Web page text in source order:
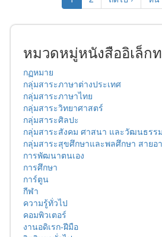
หมวดหมู่หนังสืออิเล็ก
กฏหมาย
กลุ่มสาระภาษาต่างประเทศ
กลุ่มสาระภาษาไทย
กลุ่มสาระวิทยาศาสตร์
กลุ่มสาระศิลปะ
กลุ่มสาระสังคม ศาสนา และวัฒนธรรม
กลุ่มสาระสุขศึกษาและพลศึกษา สายอ
การพัฒนาตนเอง
การศึกษา
การ์ตูน
กีฬา
ความรู้ทั่วไป
คอมพิวเตอร์
งานอดิเรก-ฝีมือ